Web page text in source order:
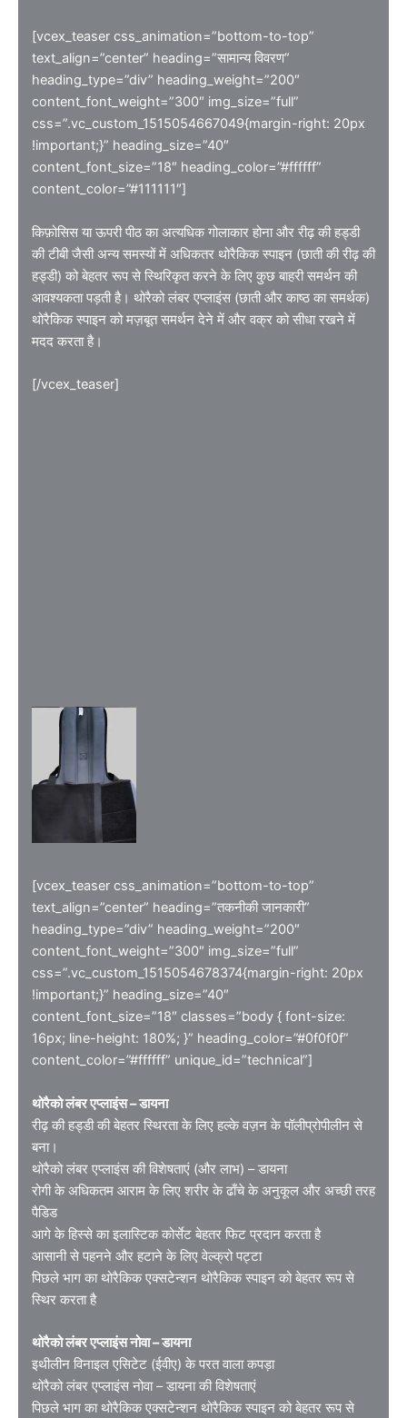
[vcex_teaser css_animation=”bottom-to-top”
text_align=”center” heading=”सामान्य विवरण”
heading_type=”div” heading_weight=”200″
content_font_weight=”300″ img_size=”full”
css=”.vc_custom_1515054667049{margin-right: 20px
!important;}” heading_size=”40″
content_font_size=”18″ heading_color=”#ffffff”
content_color=”#111111″]
किफ़ोसिस या ऊपरी पीठ का अत्यधिक गोलाकार होना और रीढ़ की हड्डी
की टीबी जैसी अन्य समस्यों में अधिकतर थोरैकिक स्पाइन (छाती की रीढ़ की
हड्डी) को बेहतर रूप से स्थिरिकृत करने के लिए कुछ बाहरी समर्थन की
आवश्यकता पड़ती है। थोरैको लंबर एप्लाइंस (छाती और काष्ठ का समर्थक)
थोरैकिक स्पाइन को मज़बूत समर्थन देने में और वक्र को सीधा रखने में
मदद करता है।
[/vcex_teaser]
[vcex_teaser css_animation=”bottom-to-top”
text_align=”center” heading=”तकनीकी जानकारी”
heading_type=”div” heading_weight=”200″
content_font_weight=”300″ img_size=”full”
css=”.vc_custom_1515054678374{margin-right: 20px
!important;}” heading_size=”40″
content_font_size=”18″ classes=”body { font-size:
16px; line-height: 180%; }” heading_color=”#0f0f0f”
content_color=”#ffffff” unique_id=”technical”]
थोरैको लंबर एप्लाइंस – डायना
रीढ़ की हड्डी की बेहतर स्थिरता के लिए हल्के वज़न के पॉलीप्रोपीलीन से
बना।
थोरैको लंबर एप्लाइंस की विशेषताएं (और लाभ) – डायना
रोगी के अधिकतम आराम के लिए शरीर के ढाँचे के अनुकूल और अच्छी तरह
पैडिड
आगे के हिस्से का इलास्टिक कोर्सेट बेहतर फिट प्रदान करता है
आसानी से पहनने और हटाने के लिए वेल्क्रो पट्टा
पिछले भाग का थोरैकिक एक्सटेन्शन थोरैकिक स्पाइन को बेहतर रूप से
स्थिर करता है
थोरैको लंबर एप्लाइंस नोवा – डायना
इथीलीन विनाइल एसिटेट (ईवीए) के परत वाला कपड़ा
थोरैको लंबर एप्लाइंस नोवा – डायना की विशेषताएं
पिछले भाग का थोरैकिक एक्सटेन्शन थोरैकिक स्पाइन को बेहतर रूप से